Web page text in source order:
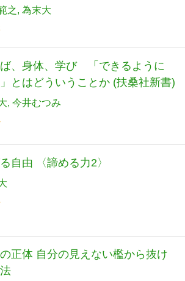
之 為末大
、身体、学び 「できるように
とはどういうことか (扶桑社新書)
今井むつみ
自由 〈諦める力2〉
正体 自分の見えない檻から抜け